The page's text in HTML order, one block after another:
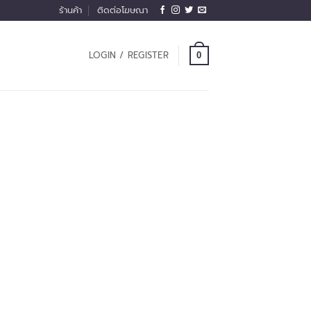
ร้านค้า ติดต่อโฆษณา
LOGIN / REGISTER 0